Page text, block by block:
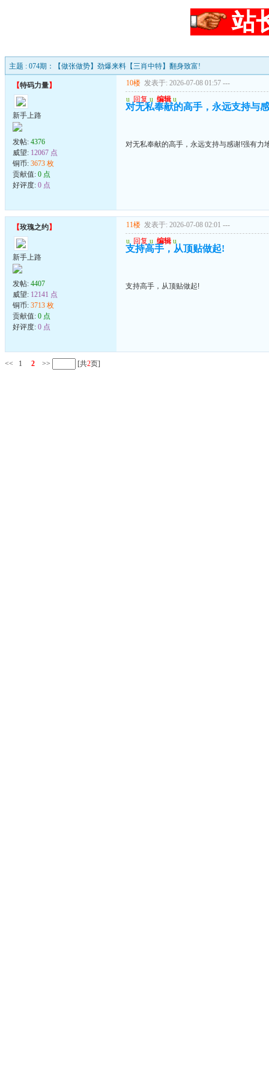
站
主题 : 074期：【做张做势】劲爆来料【三肖中特】翻身致富!
【特码力量】
新手上路
发帖: 4376
威望: 12067 点
铜币: 3673 枚
贡献值: 0 点
好评度: 0 点
10楼 发表于: 2026-07-08 01:57 ---
u 回复 u 编辑 u
对无私奉献的高手，永远支持与
对无私奉献的高手，永远支持与感谢!强有力
【玫瑰之约】
新手上路
发帖: 4407
威望: 12141 点
铜币: 3713 枚
贡献值: 0 点
好评度: 0 点
11楼 发表于: 2026-07-08 02:01 ---
u 回复 u 编辑 u
支持高手，从顶贴做起!
支持高手，从顶贴做起!
<< 1 2 >> [共2页]